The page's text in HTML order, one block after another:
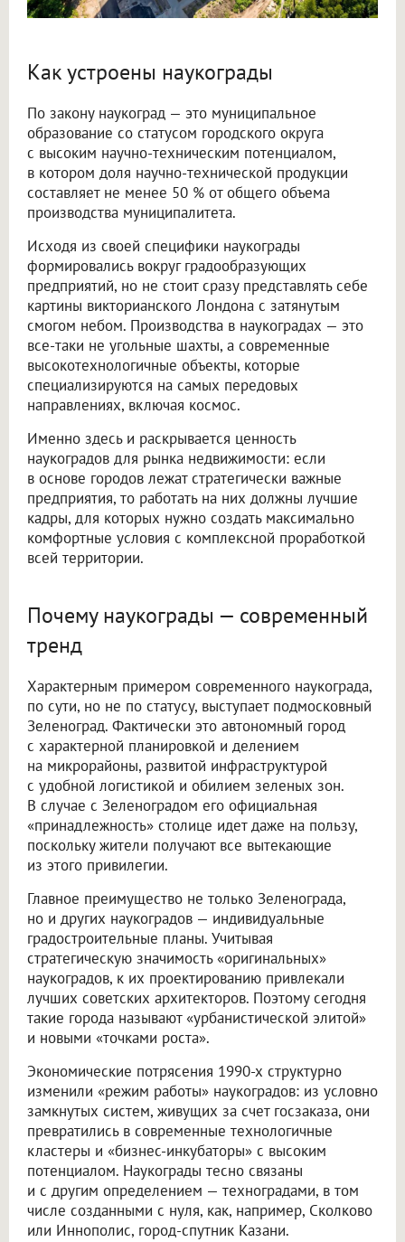
Как устроены наукограды
По закону наукоград — это муниципальное
образование со статусом городского округа
с высоким научно-техническим потенциалом,
в котором доля научно-технической продукции
составляет не менее 50 % от общего объема
производства муниципалитета.
Исходя из своей специфики наукограды
формировались вокруг градообразующих
предприятий, но не стоит сразу представлять себе
картины викторианского Лондона с затянутым
смогом небом. Производства в наукоградах — это
все-таки не угольные шахты, а современные
высокотехнологичные объекты, которые
специализируются на самых передовых
направлениях, включая космос.
Именно здесь и раскрывается ценность
наукоградов для рынка недвижимости: если
в основе городов лежат стратегически важные
предприятия, то работать на них должны лучшие
кадры, для которых нужно создать максимально
комфортные условия с комплексной проработкой
всей территории.
Почему наукограды — современный
тренд
Характерным примером современного наукограда,
по сути, но не по статусу, выступает подмосковный
Зеленоград. Фактически это автономный город
с характерной планировкой и делением
на микрорайоны, развитой инфраструктурой
с удобной логистикой и обилием зеленых зон.
В случае с Зеленоградом его официальная
«принадлежность» столице идет даже на пользу,
поскольку жители получают все вытекающие
из этого привилегии.
Главное преимущество не только Зеленограда,
но и других наукоградов — индивидуальные
градостроительные планы. Учитывая
стратегическую значимость «оригинальных»
наукоградов, к их проектированию привлекали
лучших советских архитекторов. Поэтому сегодня
такие города называют «урбанистической элитой»
и новыми «точками роста».
Экономические потрясения 1990-х структурно
изменили «режим работы» наукоградов: из условно
замкнутых систем, живущих за счет госзаказа, они
превратились в современные технологичные
кластеры и «бизнес-инкубаторы» с высоким
потенциалом. Наукограды тесно связаны
и с другим определением — техноградами, в том
числе созданными с нуля, как, например, Сколково
или Иннополис, город-спутник Казани.